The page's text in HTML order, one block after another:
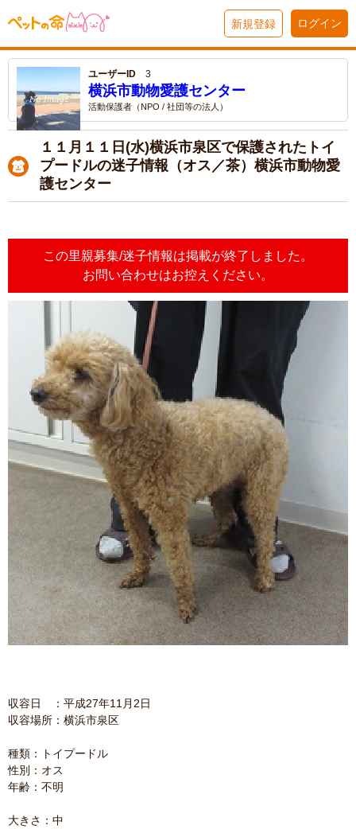
新規登録 ログイン
ユーザーID 3
横浜市動物愛護センター
活動保護者（NPO / 社団等の法人）
１１月１１日(水)横浜市泉区で保護されたトイ
プードルの迷子情報（オス／茶）横浜市動物愛
護センター
この里親募集/迷子情報は掲載が終了しました。
お問い合わせはお控えください。
収容日 ：平成27年11月2日
収容場所：横浜市泉区
種類：トイプードル
性別：オス
年齢：不明
大きさ：中